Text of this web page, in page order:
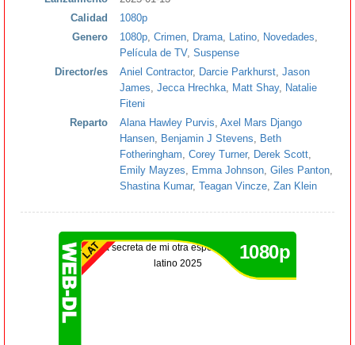
Calidad
1080p
Genero
1080p Crimen Drama Latino Novedades
Película de TV, Suspense
Director/es
Aniel Contractor, Darcie Parkhurst Jason
James Jecca Hrechka Matt Shay, Natalie
Fiteni
Reparto
Alana Hawley Purvis Axel Mars Django
Hansen
Benjamin J Stevens
Beth
Fotheringham Corey Turner, Derek Scott
Emily Mayzes
Emma Johnson Giles Panton
Shastina Kumar, Teagan Vincze Zan Klein
1080p